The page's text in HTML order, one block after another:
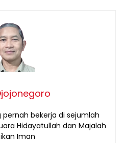
bekerja di sejumlah
Hidayatullah dan Majalah
Iman